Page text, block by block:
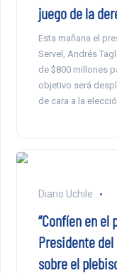
juego de la
Esta mañana el
Servel, Andrés
de $800 millones
objetivo será
de cara a la
Diario Uchile
“Confíen en el
Presidente
sobre el